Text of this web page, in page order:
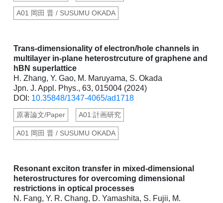
A01 岡田 晋 / SUSUMU OKADA
Trans-dimensionality of electron/hole channels in
multilayer in-plane heterostrcuture of graphene and
hBN superlattice
H. Zhang, Y. Gao, M. Maruyama, S. Okada
Jpn. J. Appl. Phys., 63, 015004 (2024)
DOI: 10.35848/1347-4065/ad1718
原著論文/Paper A01:計画研究
A01 岡田 晋 / SUSUMU OKADA
Resonant exciton transfer in mixed-dimensional
heterostructures for overcoming dimensional
restrictions in optical processes
N. Fang, Y. R. Chang, D. Yamashita, S. Fujii, M.